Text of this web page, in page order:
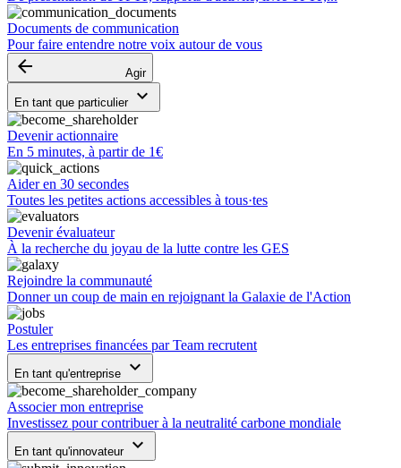
Documents de communication
Pour faire entendre notre voix autour de vous
arrow_backward Agir
En tant que particulier keyboard_arrow_down
Devenir actionnaire
En 5 minutes, à partir de 1€
Aider en 30 secondes
Toutes les petites actions accessibles à tous·tes
Devenir évaluateur
À la recherche du joyau de la lutte contre les GES
Rejoindre la communauté
Donner un coup de main en rejoignant la Galaxie de l'Action
Postuler
Les entreprises financées par Team recrutent
En tant qu'entreprise keyboard_arrow_down
Associer mon entreprise
Investissez pour contribuer à la neutralité carbone mondiale
En tant qu'innovateur keyboard_arrow_down